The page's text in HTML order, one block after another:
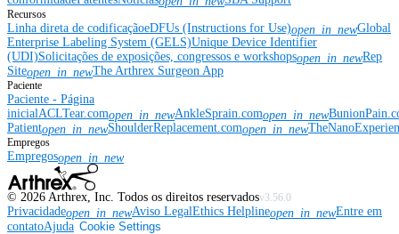
Recursos
Linha direta de codificaçãoeDFUs (Instructions for Use)open_in_newGlobal
Enterprise Labeling System (GELS)Unique Device Identifier
(UDI)Solicitações de exposições, congressos e workshopsopen_in_newRep
Siteopen_in_newThe Arthrex Surgeon App
Paciente
Paciente - Página
inicialACLTear.comopen_in_newAnkleSprain.comopen_in_new
Patientopen_in_newShoulderReplacement.comopen_in_new
Empregos
Empregosopen_in_new
© 2026 Arthrex, Inc. Todos os direitos reservadosv3.56.0
Privacidadeopen_in_newAviso LegalEthics Helplineopen_in_newEntre em
contatoAjuda Cookie Settings